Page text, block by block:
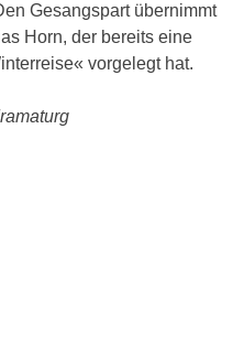
Gesangspart übernimmt
Horn, der bereits eine
vorgelegt hat.